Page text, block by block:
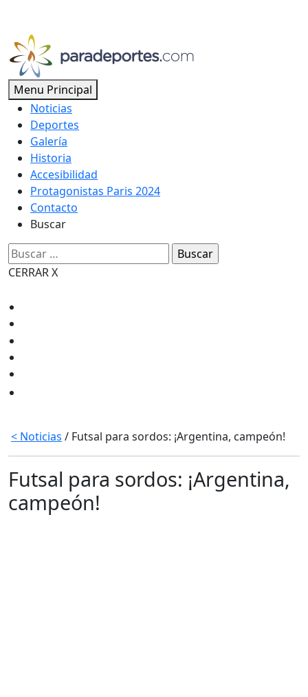
content
Menu Principal
Noticias
Deportes
Galería
Historia
Accesibilidad
Protagonistas Paris 2024
Contacto
Buscar
Buscar:
CERRAR X
< Noticias / Futsal para sordos: ¡Argentina, campeón!
Futsal para sordos: ¡Argentina,
campeón!